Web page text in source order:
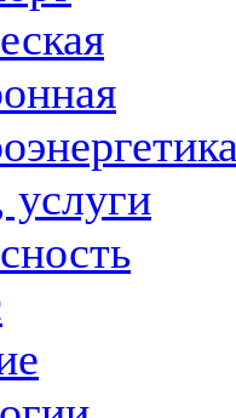
услуги